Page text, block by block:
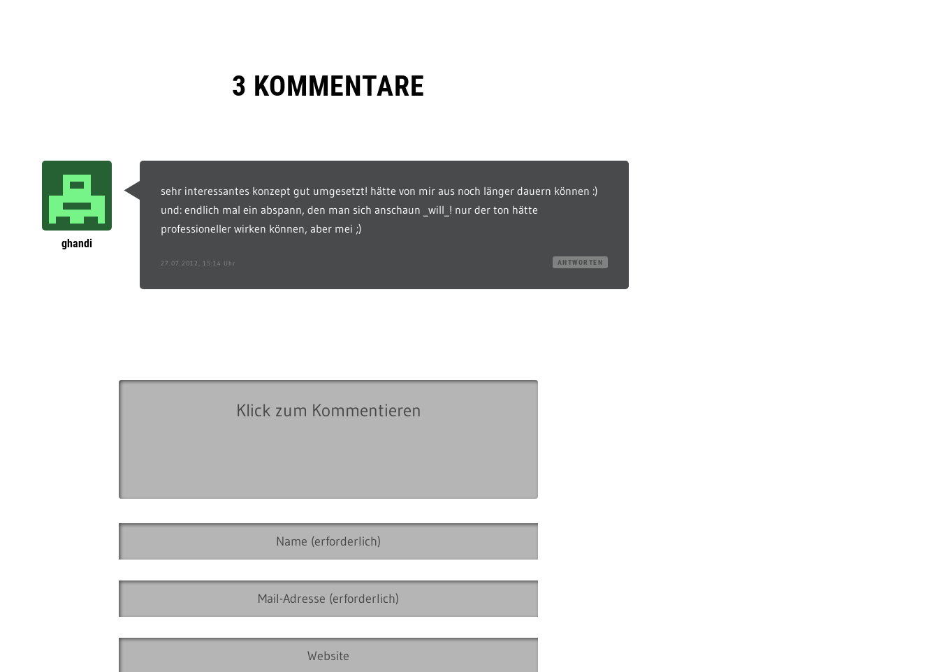
3 KOMMENTARE
ghandi
sehr interessantes konzept gut umgesetzt! hätte von mir aus noch länger dauern können :)
und: endlich mal ein abspann, den man sich anschaun _will_! nur der ton hätte
professioneller wirken können, aber mei ;)
27.07.2012, 15:14 Uhr ANTWORTEN